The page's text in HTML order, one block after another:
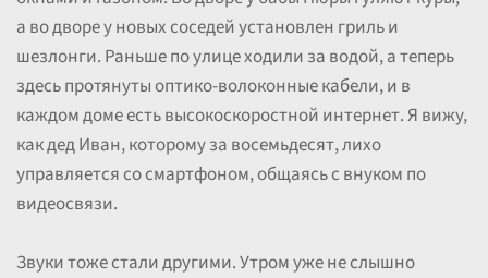
а во дворе у новых соседей установлен гриль и
шезлонги. Раньше по улице ходили за водой, а теперь
здесь протянуты оптико-волоконные кабели, и в
каждом доме есть высокоскоростной интернет. Я вижу,
как дед Иван, которому за восемьдесят, лихо
управляется со смартфоном, общаясь с внуком по
видеосвязи.
Звуки тоже стали другими. Утром уже не слышно